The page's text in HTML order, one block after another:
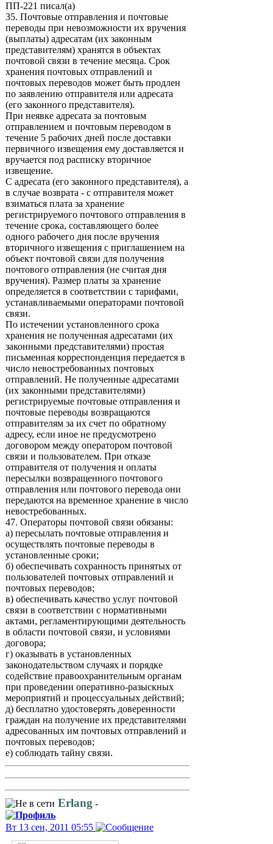
ПП-221 писал(а)
35. Почтовые отправления и почтовые
переводы при невозможности их вручения
(выплаты) адресатам (их законным
представителям) хранятся в объектах
почтовой связи в течение месяца. Срок
хранения почтовых отправлений и
почтовых переводов может быть продлен
по заявлению отправителя или адресата
(его законного представителя).
При неявке адресата за почтовым
отправлением и почтовым переводом в
течение 5 рабочих дней после доставки
первичного извещения ему доставляется и
вручается под расписку вторичное
извещение.
С адресата (его законного представителя), а
в случае возврата - с отправителя может
взиматься плата за хранение
регистрируемого почтового отправления в
течение срока, составляющего более
одного рабочего дня после вручения
вторичного извещения с приглашением на
объект почтовой связи для получения
почтового отправления (не считая дня
вручения). Размер платы за хранение
определяется в соответствии с тарифами,
устанавливаемыми операторами почтовой
связи.
По истечении установленного срока
хранения не полученная адресатами (их
законными представителями) простая
письменная корреспонденция передается в
число невостребованных почтовых
отправлений. Не полученные адресатами
(их законными представителями)
регистрируемые почтовые отправления и
почтовые переводы возвращаются
отправителям за их счет по обратному
адресу, если иное не предусмотрено
договором между оператором почтовой
связи и пользователем. При отказе
отправителя от получения и оплаты
пересылки возвращенного почтового
отправления или почтового перевода они
передаются на временное хранение в число
невостребованных.
47. Операторы почтовой связи обязаны:
а) пересылать почтовые отправления и
осуществлять почтовые переводы в
установленные сроки;
б) обеспечивать сохранность принятых от
пользователей почтовых отправлений и
почтовых переводов;
в) обеспечивать качество услуг почтовой
связи в соответствии с нормативными
актами, регламентирующими деятельность
в области почтовой связи, и условиями
договора;
г) оказывать в установленных
законодательством случаях и порядке
содействие правоохранительным органам
при проведении оперативно-разыскных
мероприятий и процессуальных действий;
д) бесплатно удостоверять доверенности
граждан на получение их представителями
адресованных им почтовых отправлений и
почтовых переводов;
е) соблюдать тайну связи.
Erlang -
Вт 13 сен, 2011 05:55